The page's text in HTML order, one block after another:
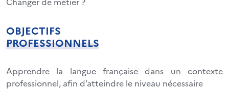
OBJECTIFS
PROFESSIONNELS
Apprendre la langue française dans un contexte
professionnel, afin d’atteindre le niveau nécessaire